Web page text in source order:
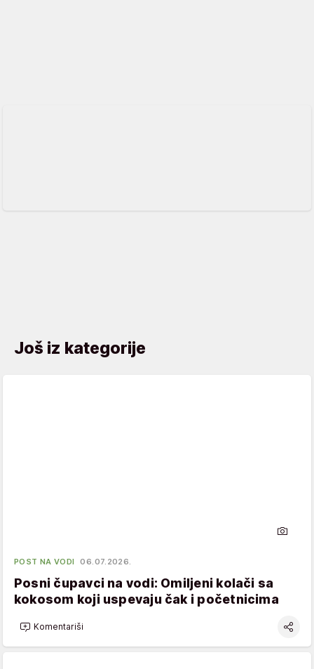
Još iz kategorije
POST NA VODI 06.07.2026.
Posni čupavci na vodi: Omiljeni kolači sa
kokosom koji uspevaju čak i početnicima
Komentariši